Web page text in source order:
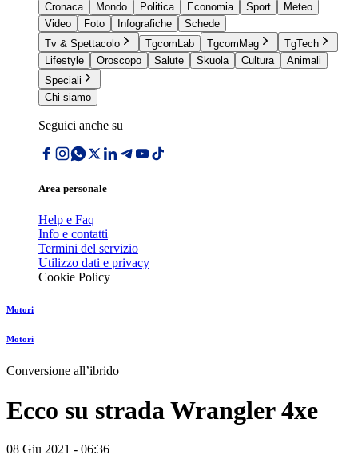
Cronaca
Mondo Politica Economia Sport
Meteo
Video
Foto Infografiche
Schede
Tv & Spettacolo
TgcomLab TgcomMag
TgTech
Lifestyle
Oroscopo Salute Skuola Cultura
Animali
Speciali
Chi siamo
Seguici anche su
Area personale
Help e Faq
Info e contatti
Termini del servizio
Utilizzo dati e privacy
Cookie Policy
Motori
Motori
Conversione allʼibrido
Ecco su strada Wrangler 4xe
08 Giu 2021 - 06:36